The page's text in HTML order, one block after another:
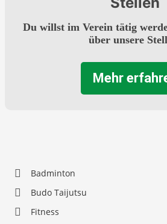
Du willst im Verein tätig
über unsere
Mehr
Badminton
Budo Taijutsu
Fitness